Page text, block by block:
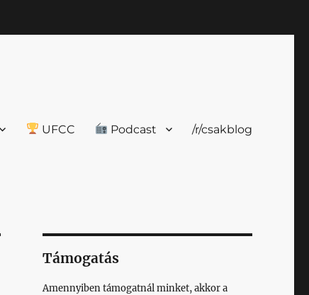
UFCC Podcast /r/csakblog
Támogatás
Amennyiben támogatnál minket, akkor a